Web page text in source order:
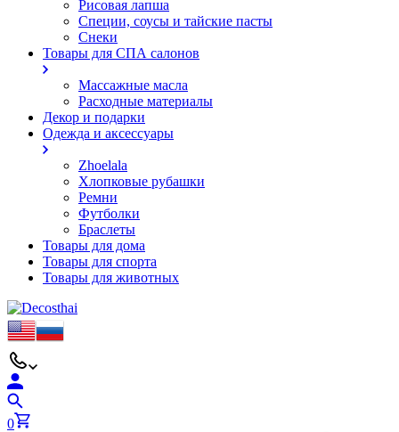
Рисовая лапша
Специи, соусы и тайские пасты
Снеки
Товары для СПА салонов
Массажные масла
Расходные материалы
Декор и подарки
Одежда и аксессуары
Zhoelala
Хлопковые рубашки
Ремни
Футболки
Браслеты
Товары для дома
Товары для спорта
Товары для животных
0